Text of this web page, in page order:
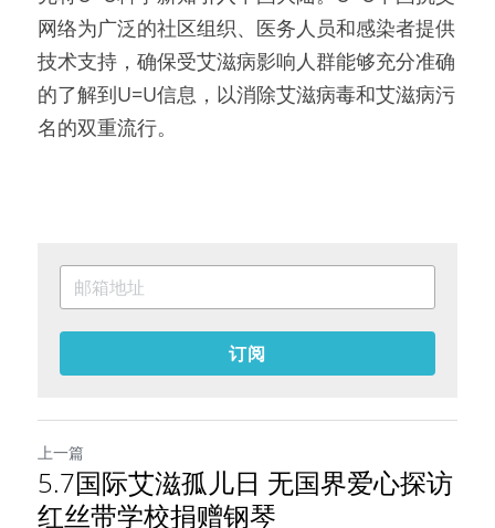
网络为广泛的社区组织、医务人员和感染者提供
技术支持，确保受艾滋病影响人群能够充分准确
的了解到U=U信息，以消除艾滋病毒和艾滋病污
名的双重流行。
订阅
上一篇
5.7国际艾滋孤儿日 无国界爱心探访
红丝带学校捐赠钢琴